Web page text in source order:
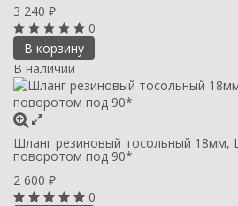
3 240 ₽
0
В корзину
В наличии
Шланг резиновый тосольный 18мм,
поворотом под 90*
2 600 ₽
0